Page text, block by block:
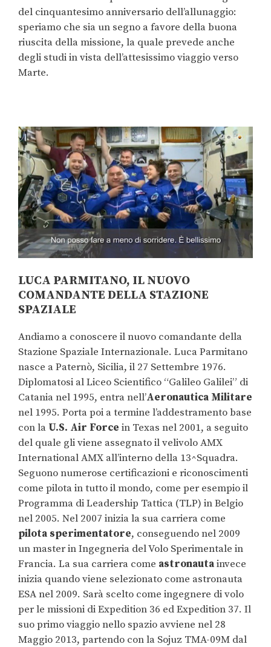
del cinquantesimo anniversario dell’allunaggio:
speriamo che sia un segno a favore della buona
riuscita della missione, la quale prevede anche
degli studi in vista dell’attesissimo viaggio verso
Marte.
LUCA PARMITANO, IL NUOVO
COMANDANTE DELLA STAZIONE
SPAZIALE
Andiamo a conoscere il nuovo comandante della
Stazione Spaziale Internazionale. Luca Parmitano
nasce a Paternò, Sicilia, il 27 Settembre 1976.
Diplomatosi al Liceo Scientifico “Galileo Galilei” di
Catania nel 1995, entra nell’Aeronautica Militare
nel 1995. Porta poi a termine l’addestramento base
con la U.S. Air Force in Texas nel 2001, a seguito
del quale gli viene assegnato il velivolo AMX
International AMX all’interno della 13^Squadra.
Seguono numerose certificazioni e riconoscimenti
come pilota in tutto il mondo, come per esempio il
Programma di Leadership Tattica (TLP) in Belgio
nel 2005. Nel 2007 inizia la sua carriera come
pilota sperimentatore, conseguendo nel 2009
un master in Ingegneria del Volo Sperimentale in
Francia. La sua carriera come astronautainvece
inizia quando viene selezionato come astronauta
ESA nel 2009. Sarà scelto come ingegnere di volo
per le missioni di Expedition 36 ed Expedition 37. Il
suo primo viaggio nello spazio avviene nel 28
Maggio 2013, partendo con la Sojuz TMA-09M dal